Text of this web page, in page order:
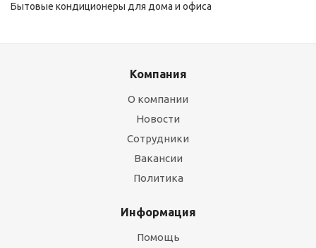
Бытовые кондиционеры для дома и офиса
Компания
О компании
Новости
Сотрудники
Вакансии
Политика
Информация
Помощь